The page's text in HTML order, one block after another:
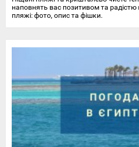
наповнять вас позитивом та радістю
пляжі: фото, опис та фішки.